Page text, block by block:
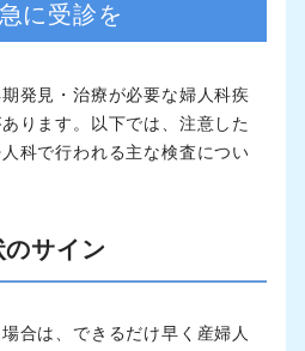
に受診を
発見・治療が必要な婦人科疾
ります。以下では、注意した
科で行われる主な検査につい
サイン
合は、できるだけ早く産婦人